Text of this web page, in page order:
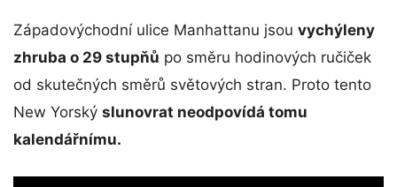
Západovýchodní ulice Manhattanu jsou vychýleny
zhruba o 29 stupňů po směru hodinových ručiček
od skutečných směrů světových stran. Proto tento
New Yorský slunovrat neodpovídá tomu
kalendářnímu.